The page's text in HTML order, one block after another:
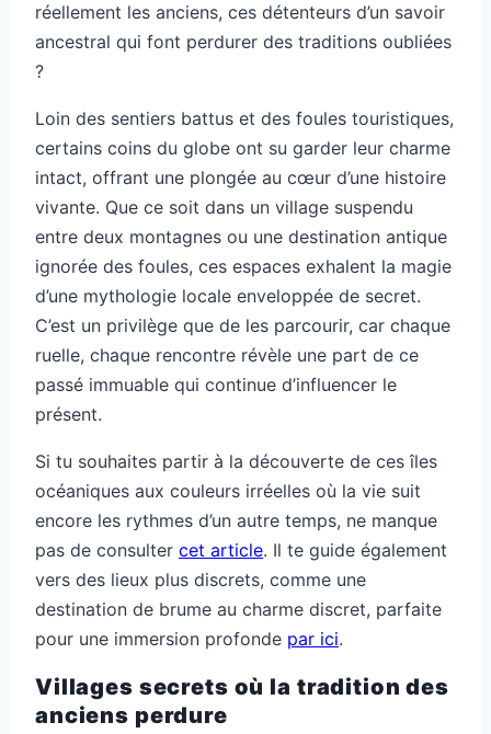
réellement les anciens, ces détenteurs d’un savoir
ancestral qui font perdurer des traditions oubliées
?
Loin des sentiers battus et des foules touristiques,
certains coins du globe ont su garder leur charme
intact, offrant une plongée au cœur d’une histoire
vivante. Que ce soit dans un village suspendu
entre deux montagnes ou une destination antique
ignorée des foules, ces espaces exhalent la magie
d’une mythologie locale enveloppée de secret.
C’est un privilège que de les parcourir, car chaque
ruelle, chaque rencontre révèle une part de ce
passé immuable qui continue d’influencer le
présent.
Si tu souhaites partir à la découverte de ces îles
océaniques aux couleurs irréelles où la vie suit
encore les rythmes d’un autre temps, ne manque
pas de consulter cet article. Il te guide également
vers des lieux plus discrets, comme une
destination de brume au charme discret, parfaite
pour une immersion profonde par ici.
Villages secrets où la tradition des
anciens perdure